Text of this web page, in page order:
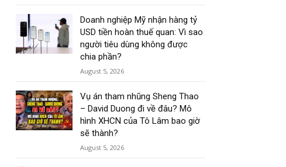
Doanh nghiệp Mỹ nhận hàng tỷ
USD tiền hoàn thuế quan: Vì sao
người tiêu dùng không được
chia phần?
August 5, 2026
Vụ án tham nhũng Sheng Thao
– David Duong đi về đâu? Mô
hình XHCN của Tô Lâm bao giờ
sẽ thành?
August 5, 2026